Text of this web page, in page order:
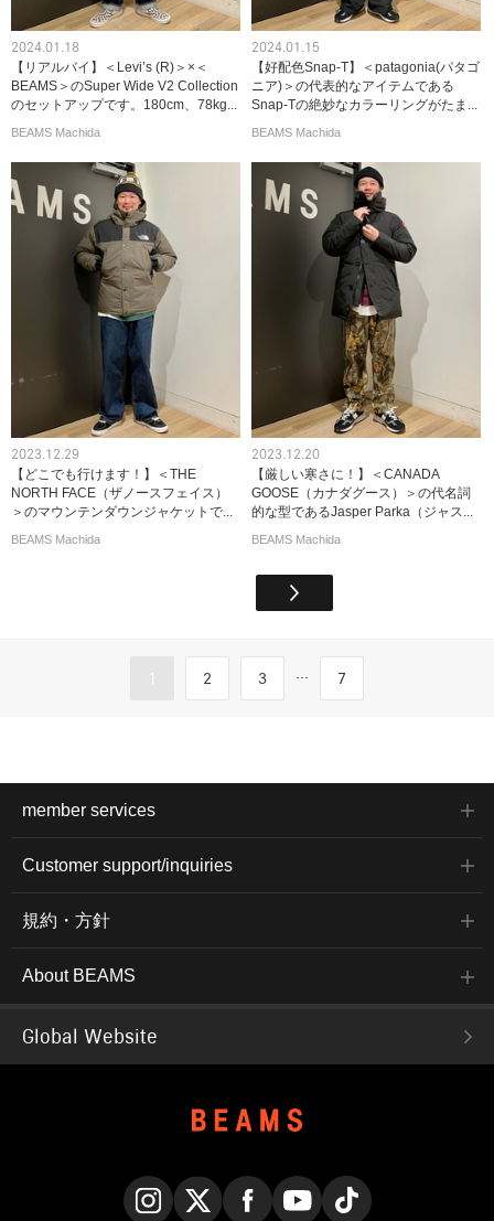
2024.01.18
【リアルバイ】＜Levi’s (R)＞×＜
BEAMS＞のSuper Wide V2 Collection
のセットアップです。180cm、78kg...
BEAMS Machida
2024.01.15
【好配色Snap-T】＜patagonia(パタゴ
ニア)＞の代表的なアイテムである
Snap-Tの絶妙なカラーリングがたま...
BEAMS Machida
2023.12.29
【どこでも行けます！】＜THE
NORTH FACE（ザノースフェイス）
＞のマウンテンダウンジャケットで...
BEAMS Machida
2023.12.20
【厳しい寒さに！】＜CANADA
GOOSE（カナダグース）＞の代名詞
的な型であるJasper Parka（ジャス...
BEAMS Machida
1 2 3 ... 7
member services
Customer support/inquiries
規約・方針
About BEAMS
Global Website